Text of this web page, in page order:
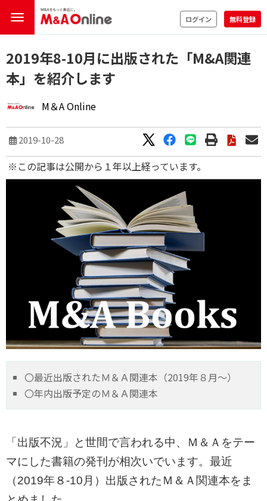
ログイン 無料登録
2019年8-10月に出版された「M&A関連
本」を紹介します
M＆A Online
2019-10-28
※この記事は公開から１年以上経っています。
〇最近出版されたＭ＆Ａ関連本（2019年８月～）
〇年内出版予定のＭ＆Ａ関連本
「出版不況」と世間で言われる中、Ｍ＆Ａをテー
マにした書籍の発刊が相次いでいます。最近
（2019年８-10月）出版されたＭ＆Ａ関連本をま